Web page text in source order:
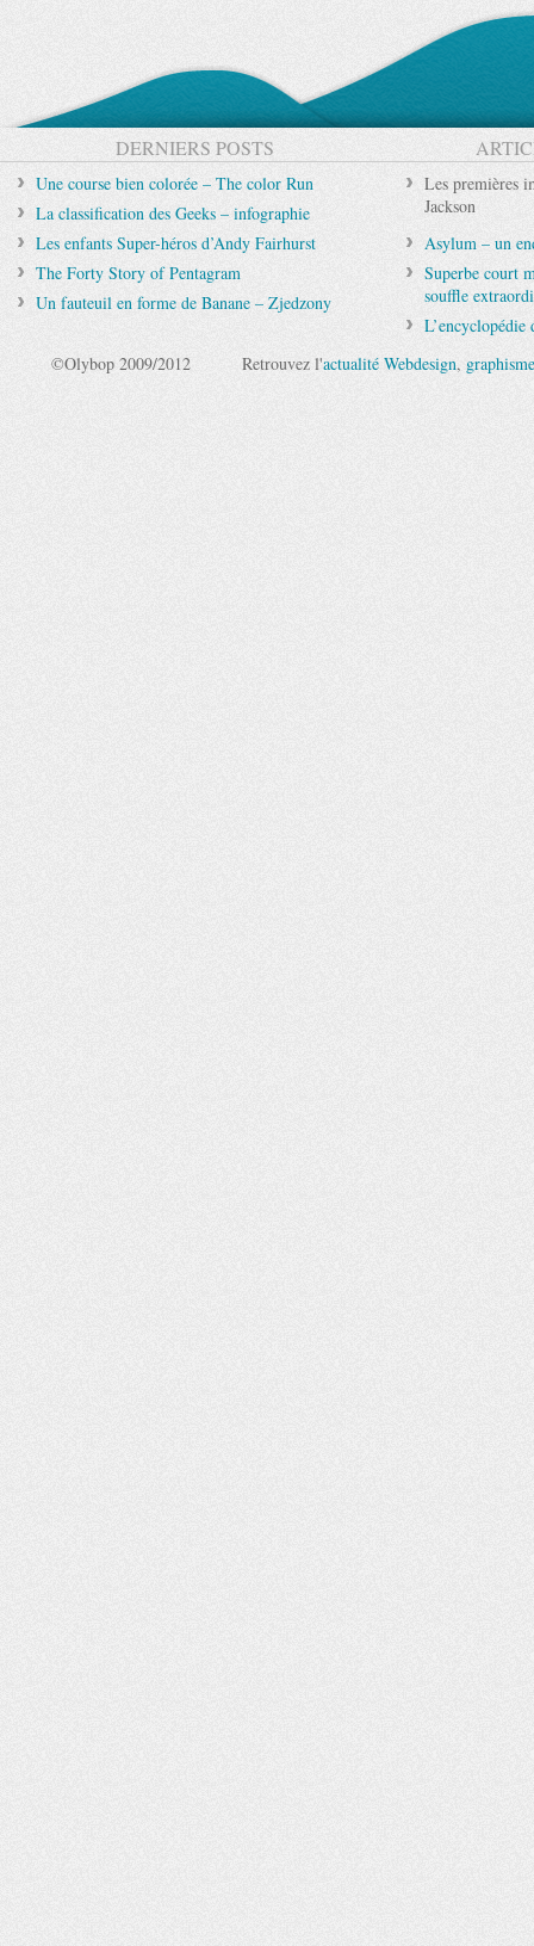
DERNIERS POSTS
Une course bien colorée – The color Run
La classification des Geeks – infographie
Les enfants Super-héros d’Andy Fairhurst
The Forty Story of Pentagram
Un fauteuil en forme de Banane – Zjedzony
Les premières
Jackson
Asylum – un
Superbe court
souffle
L’encyclopédie
©Olybop 2009/2012
Retrouvez l'actualité Webdesign, graphisme